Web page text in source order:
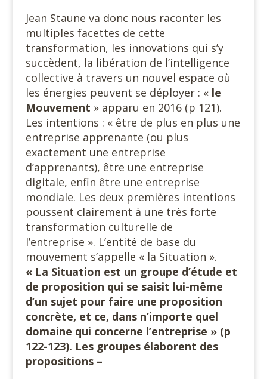
Jean Staune va donc nous raconter les
multiples facettes de cette
transformation, les innovations qui s’y
succèdent, la libération de l’intelligence
collective à travers un nouvel espace où
les énergies peuvent se déployer : « le
Mouvement » apparu en 2016 (p 121).
Les intentions : « être de plus en plus une
entreprise apprenante (ou plus
exactement une entreprise
d’apprenants), être une entreprise
digitale, enfin être une entreprise
mondiale. Les deux premières intentions
poussent clairement à une très forte
transformation culturelle de
l’entreprise ». L’entité de base du
mouvement s’appelle « la Situation ».
« La Situation est un groupe d’étude et
de proposition qui se saisit lui-même
d’un sujet pour faire une proposition
concrète, et ce, dans n’importe quel
domaine qui concerne l’entreprise » (p
122-123). Les groupes élaborent des
propositions –